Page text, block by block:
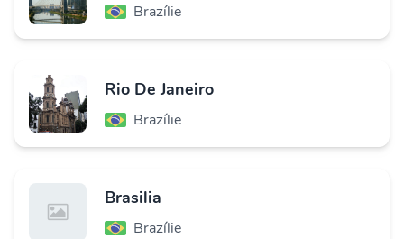
Brazílie
Rio De Janeiro
Brazílie
Brasilia
Brazílie